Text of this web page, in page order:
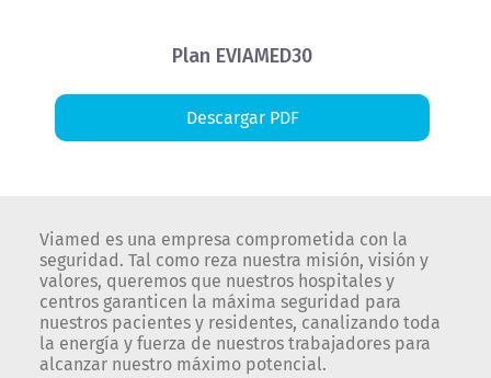
Plan EVIAMED30
Descargar PDF
Viamed es una empresa comprometida con la
seguridad. Tal como reza nuestra misión, visión y
valores, queremos que nuestros hospitales y
centros garanticen la máxima seguridad para
nuestros pacientes y residentes, canalizando toda
la energía y fuerza de nuestros trabajadores para
alcanzar nuestro máximo potencial.